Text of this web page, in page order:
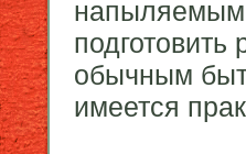
напыляемым
обычным
имеется